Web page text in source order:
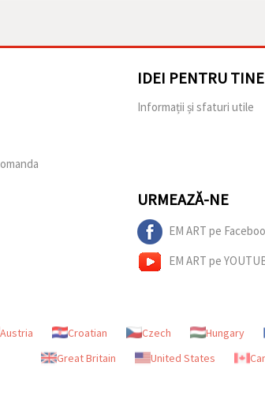
IDEI PENTRU TINE
Informații și sfaturi utile
URMEAZĂ-NE
EM ART pe
EM ART pe
Austria Croatian Czech Hungary
Great Britain
United States